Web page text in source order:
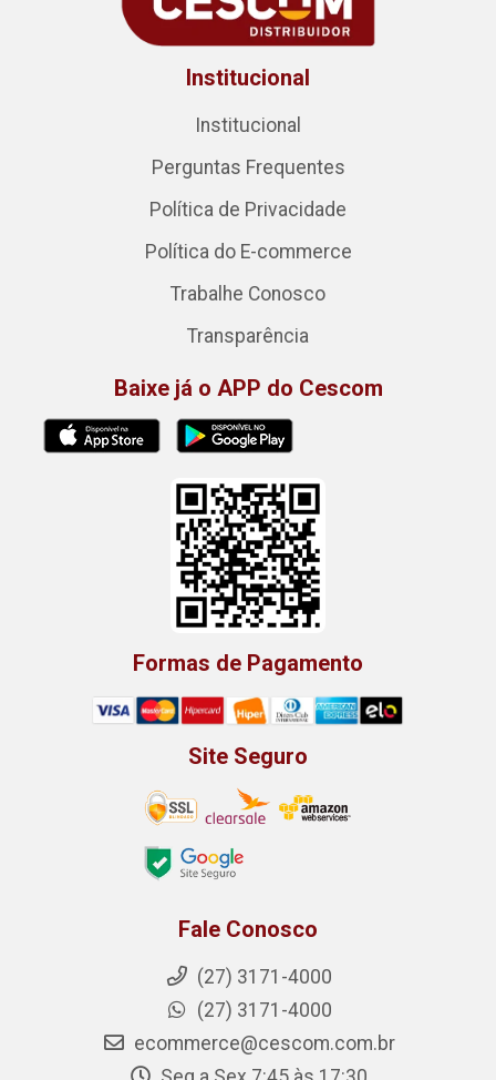
Institucional
Institucional
Perguntas Frequentes
Política de Privacidade
Política do E-commerce
Trabalhe Conosco
Transparência
Baixe já o APP do Cescom
Formas de Pagamento
Site Seguro
Fale Conosco
(27) 3171-4000
(27) 3171-4000
ecommerce@cescom.com.br